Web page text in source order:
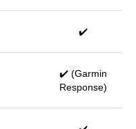
✔️
✔️ (Garmin
Response)